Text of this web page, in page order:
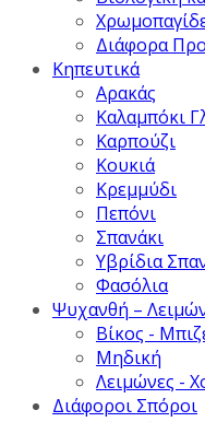
Διάφορα
Κηπευτικά
Αρακάς
Καλαμπόκι
Καρπούζι
Κουκιά
Κρεμμύδι
Πεπόνι
Σπανάκι
Υβρίδια
Φασόλια
Ψυχανθή –
Βίκος -
Μηδική
Λειμώνες -
Διάφοροι Σπόροι